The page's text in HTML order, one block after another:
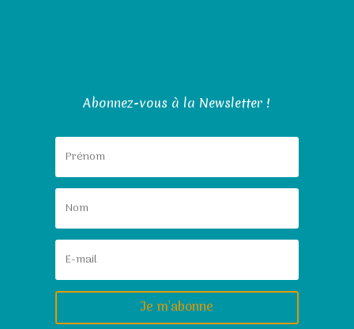
Abonnez-vous à la Newsletter !
Je m'abonne